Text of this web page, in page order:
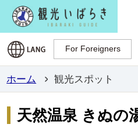
For Foreigners
For Foreigners
ホーム 観光スポット
天然温泉 きぬの